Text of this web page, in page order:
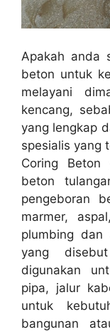
Apakah anda
beton untuk
melayani
kencang,
yang lengkap
spesialis yang
Coring Beton
beton
pengeboran
marmer,
plumbing dan
yang
digunakan
pipa, jalur
untuk
bangunan